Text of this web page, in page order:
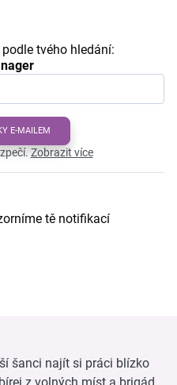
tvého hledání:
E-MAILEM
Zobrazit více
tě notifikací
šanci najít si práci blízko
z volných míst a brigád